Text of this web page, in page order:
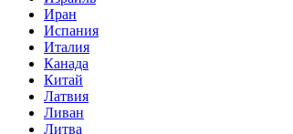
Иран
Испания
Италия
Канада
Китай
Латвия
Ливан
Литва